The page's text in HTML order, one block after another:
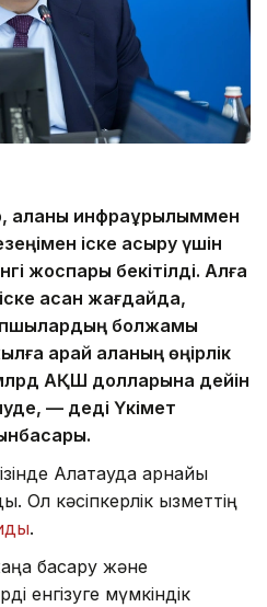
қаланы инфрақұрылыммен
іске асыру үшін
жоспары бекітілді. Алға
асқан жағдайда,
болжамы
қарай қаланың өңірлік
АҚШ долларына дейін
— деді Үкімет
Алатауда арнайы
Ол кәсіпкерлік қызметтің
.
басқару және
енгізуге мүмкіндік